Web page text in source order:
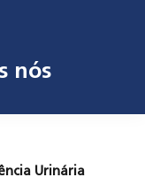
nós
Urinária